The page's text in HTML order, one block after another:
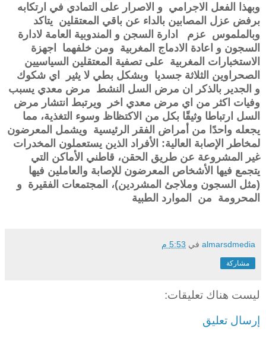
وبهذا الفعل الاجرامي و الاصرار على التمادي في ارتكابه
برفض عزل المصابين بالداء عن باقي المعتقلين يتاكد
وبالملموس عزم ادارة السجن و المندوبية العامة لادارة
السجون و اعادة الادماج المغربية ومن خلفهما اجهزة
الاستخبارات المغربية على تصفية المعتقلين السياسيين
الصحراوين الثلاثة جسديا وبشكل بطي لا يثير اي شكوك
و الجدير بالذكر ان مرض السل النشط مرض معدي يسبب
وفيات اكثر من اي مرض معدي اخر ويرتبط انتشار مرض
السل ارتباطا وثيقًا بكل من الاكتظاظ وسوء التغذية، مما
يجعله واحدًا من أمراض الفقر الرئيسية ويشمل المعرضون
لمخاطر الإصابة العالية: الأفراد الذين يستعملون المخدرات
غير المشروعة عن طريق الحقن، قاطني الأماكن التي
يتجمع فيها الأشخاص المعرضون للإصابة والعاملين فيها
(مثل السجون وملاجئ المشردين)، المجتمعات ا لفقيرة و
لمحرومة من الموارد الطبية
almarsdmedia في 5:53 م
مشاركة
ليست هناك تعليقات:
إرسال تعليق